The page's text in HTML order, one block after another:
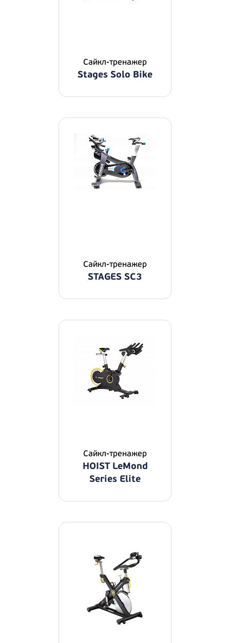
Сайкл-тренажер
Stages Solo Bike
Сайкл-тренажер
STAGES SC3
Сайкл-тренажер
HOIST LeMond
Series Elite